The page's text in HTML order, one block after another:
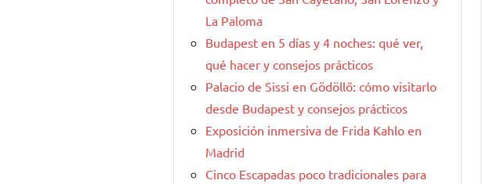
La Paloma
Budapest en 5 días y 4 noches: qué ver,
qué hacer y consejos prácticos
Palacio de Sissi en Gödöllő: cómo visitarlo
desde Budapest y consejos prácticos
Exposición inmersiva de Frida Kahlo en
Madrid
Cinco Escapadas poco tradicionales para